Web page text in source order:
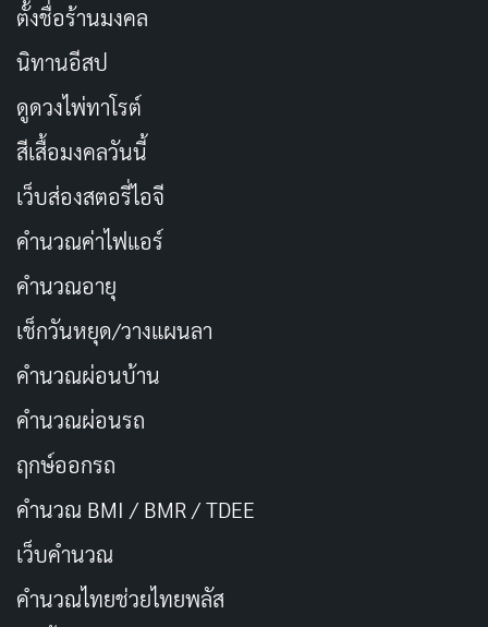
ตั้งชื่อร้านมงคล
นิทานอีสป
ดูดวงไพ่ทาโรต์
สีเสื้อมงคลวันนี้
เว็บส่องสตอรี่ไอจี
คำนวณค่าไฟแอร์
คำนวณอายุ
เช็กวันหยุด/วางแผนลา
คำนวณผ่อนบ้าน
คำนวณผ่อนรถ
ฤกษ์ออกรถ
คำนวณ BMI / BMR / TDEE
เว็บคํานวณ
คํานวณไทยช่วยไทยพลัส